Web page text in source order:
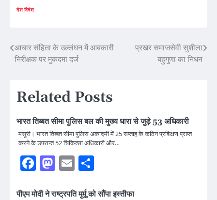
देश विदेश
Post
navigation
आचार संहिता के उल्लंघन में आबकारी
निरीक्षक पर मुकदमा दर्ज
प्रखर समाजसेवी सुशीला
बहुगुणा का निधन
Related Posts
भारत तिब्बत सीमा पुलिस बल की मुख्य धारा से जुड़े़ 53 अधिकारी
मसूरी। भारत तिब्बत सीमा पुलिस अकादमी में 25 सप्ताह के कठिन प्रशिक्षण प्राप्त
करने के उपरान्त 52 चिकित्सा अधिकारी और…
Facebook
Mastodon
Email
पीएम मोदी ने राष्ट्रपति मुर्मू को सौंपा इस्तीफा